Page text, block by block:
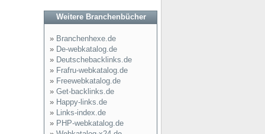
Weitere Branchenbücher
» Branchenhexe.de
» De-webkatalog.de
» Deutschebacklinks.de
» Frafru-webkatalog.de
» Freewebkatalog.de
» Get-backlinks.de
» Happy-links.de
» Links-index.de
» PHP-webkatalog.de